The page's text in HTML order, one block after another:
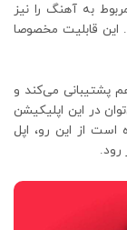
به آهنگ را نیز
این قابلیت مخصوصا
پشتیبانی می‌کند و
در این اپلیکیشن
است از این رو، اپل
رود.